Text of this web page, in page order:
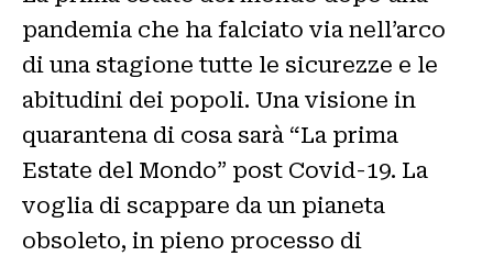
pandemia che ha falciato via nell’arco
di una stagione tutte le sicurezze e le
abitudini dei popoli. Una visione in
quarantena di cosa sarà “La prima
Estate del Mondo” post Covid-19. La
voglia di scappare da un pianeta
obsoleto, in pieno processo di